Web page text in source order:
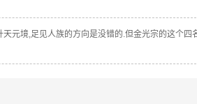
元境,足见人族的方向是没错的.但金光宗的这个四